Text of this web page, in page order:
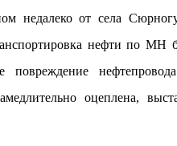
недалеко от села
нефти по МН
повреждение
оцеплена,